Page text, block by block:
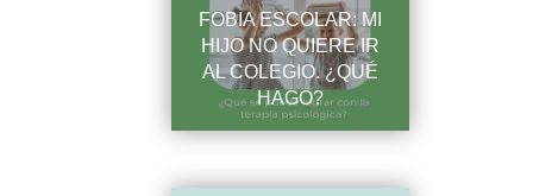
FOBIA ESCOLAR: MI
HIJO NO QUIERE IR
AL COLEGIO. ¿QUÉ
HAGO?